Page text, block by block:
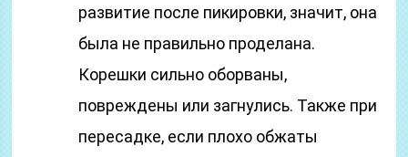
развитие после пикировки, значит, она
была не правильно проделана.
Корешки сильно оборваны,
повреждены или загнулись. Также при
пересадке, если плохо обжаты